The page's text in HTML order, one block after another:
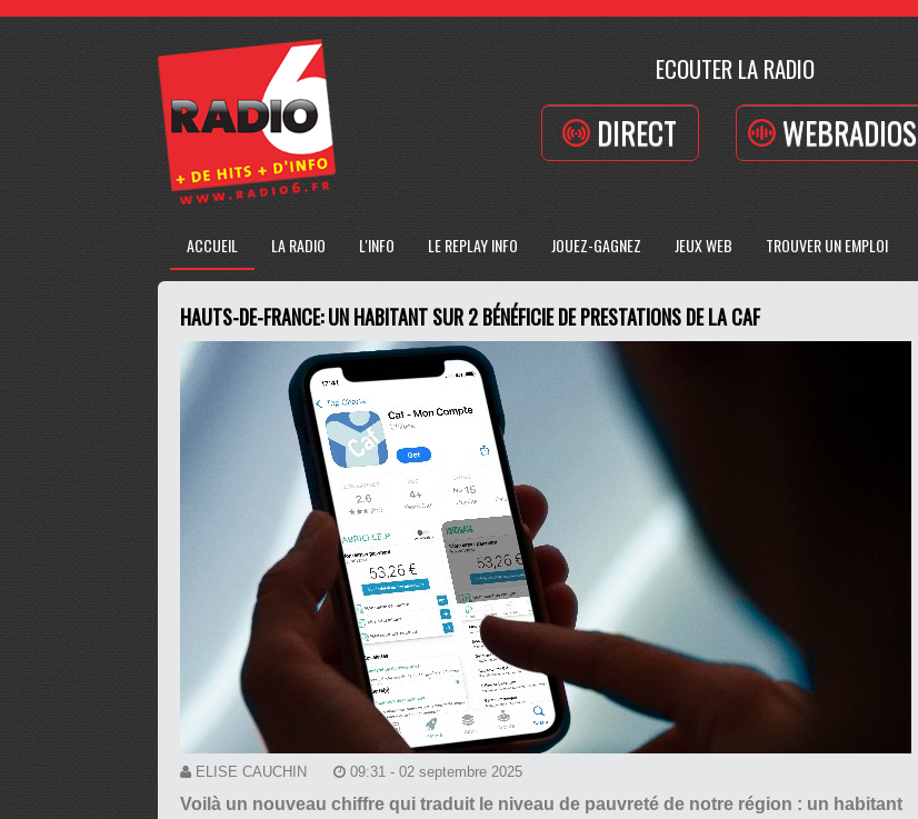
ECOUTER LA RADIO
DIRECT WEBRADIOS
ACCUEIL LA RADIO L'INFO LE REPLAY INFO JOUEZ-GAGNEZ JEUX WEB TROUVER UN EMPLOI
HAUTS-DE-FRANCE: UN HABITANT SUR 2 BÉNÉFICIE DE PRESTATIONS DE LA CAF
ELISE CAUCHIN 09:31 - 02 septembre 2025
Voilà un nouveau chiffre qui traduit le niveau de pauvreté de notre région : un habitant